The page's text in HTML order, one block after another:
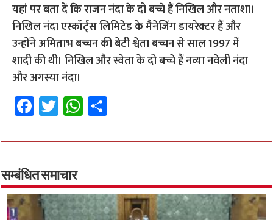
यहां पर बता दें कि राजन नंदा के दो बच्चे हैं निखिल और नताशा।
निखिल नंदा एस्कॉर्ट्स लिमिटेड के मैनेजिंग डायरेक्टर हैं और
उन्होंने अमिताभ बच्चन की बेटी श्वेता बच्चन से साल 1997 में
शादी की थी। निखिल और स्वेता के दो बच्चे हैं नव्या नवेली नंदा
और अगस्या नंदा।
Fa
ce
b
o
o
k
T
wi
tt
er
W
h
at
p
p
ar
सम्बंधित समाचार